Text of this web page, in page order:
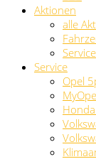
Aktionen
alle
Service
Opel